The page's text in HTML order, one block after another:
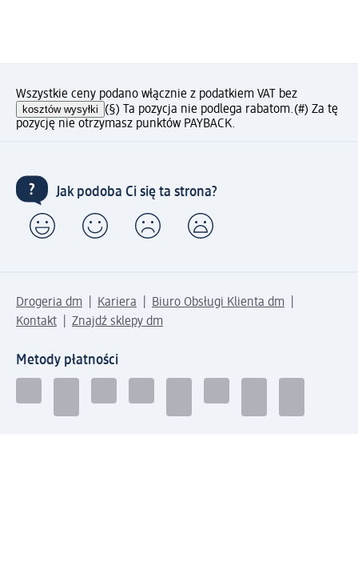
Wszystkie ceny podano włącznie z podatkiem VAT bez
kosztów wysyłki (§) Ta pozycja nie podlega rabatom.(#) Za tę
pozycję nie otrzymasz punktów PAYBACK.
Jak podoba Ci się ta strona?
Drogeria dm Kariera
Biuro Obsługi Klienta dm
Kontakt
Znajdź sklepy dm
Metody płatności